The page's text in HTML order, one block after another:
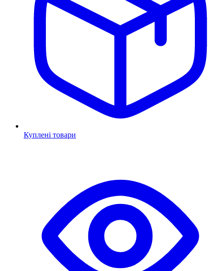
Куплені товари